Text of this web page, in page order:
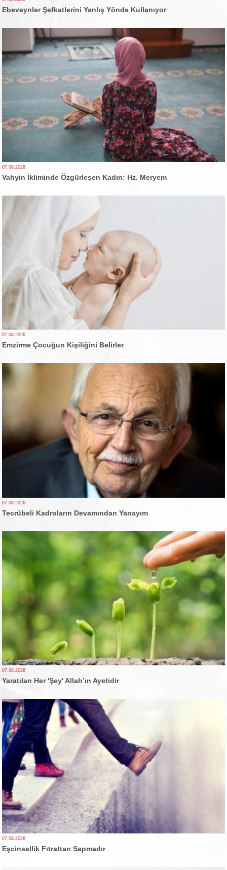
Ebeveynler Şefkatlerini Yanlış Yönde Kullanıyor
07.08.2026
Vahyin İkliminde Özgürleşen Kadın: Hz. Meryem
07.08.2026
Emzirme Çocuğun Kişiliğini Belirler
07.08.2026
Tecrübeli Kadroların Devamından Yanayım
07.08.2026
Yaratılan Her 'Şey' Allah’ın Ayetidir
07.08.2026
Eşcinsellik Fıtrattan Sapmadır